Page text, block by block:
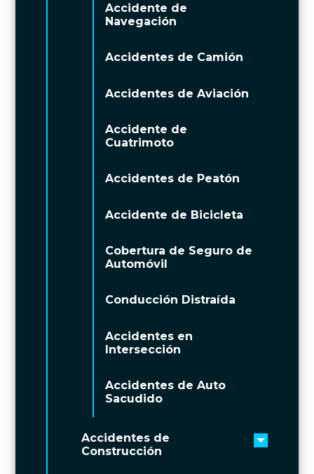
Accidente de
Navegación
Accidentes de Camión
Accidentes de Aviación
Accidente de
Cuatrimoto
Accidentes de Peatón
Accidente de Bicicleta
Cobertura de Seguro de
Automóvil
Conducción Distraída
Accidentes en
Intersección
Accidentes de Auto
Sacudido
Accidentes de
Construcción
Toggle